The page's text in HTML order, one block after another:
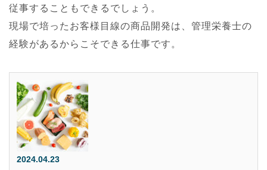
従事することもできるでしょう。
現場で培ったお客様目線の商品開発は、管理栄養士の
経験があるからこそできる仕事です。
2024.04.23